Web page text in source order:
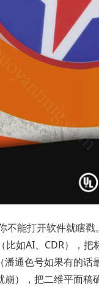
能打开软件就瞎戳。
比如AI、CDR），
通色号如果有的
），把二维平面稿